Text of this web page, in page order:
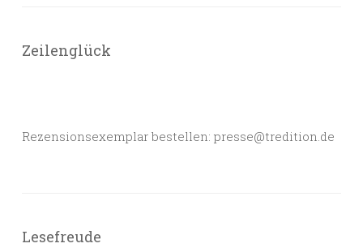
Zeilenglück
Rezensionsexemplar bestellen: presse@tredition.de
Lesefreude